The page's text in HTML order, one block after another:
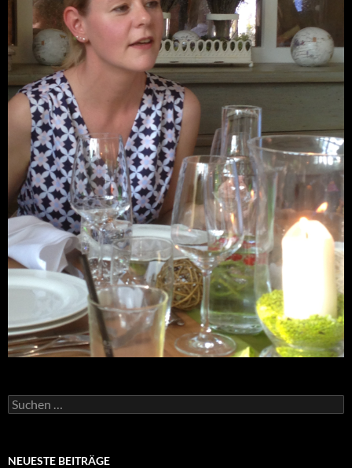
Suchen
nach:
NEUESTE BEITRÄGE